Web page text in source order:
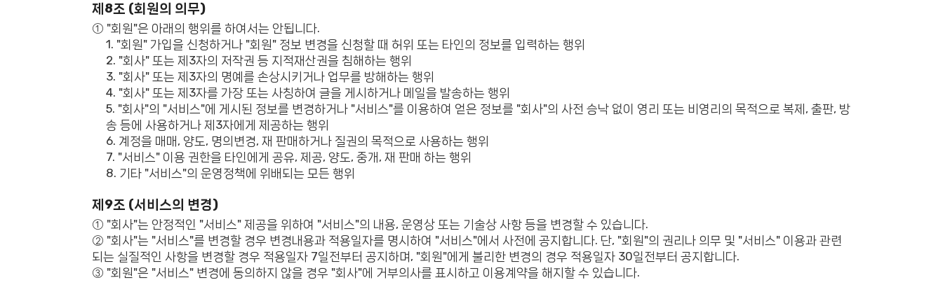
제8조 (회원의 의무)
① "회원"은 아래의 행위를 하여서는 안됩니다.
1. "회원" 가입을 신청하거나 "회원" 정보 변경을 신청할 때 허위 또는 타인의 정보를 입력하는 행위
2. "회사" 또는 제3자의 저작권 등 지적재산권을 침해하는 행위
3. "회사" 또는 제3자의 명예를 손상시키거나 업무를 방해하는 행위
4. "회사" 또는 제3자를 가장 또는 사칭하여 글을 게시하거나 메일을 발송하는 행위
5. "회사"의 "서비스"에 게시된 정보를 변경하거나 "서비스"를 이용하여 얻은 정보를 "회사"의 사전 승낙 없이 영리 또는 비영리의 목적으로 복제, 출판, 방
송 등에 사용하거나 제3자에게 제공하는 행위
6. 계정을 매매, 양도, 명의변경, 재 판매하거나 질권의 목적으로 사용하는 행위
7. "서비스" 이용 권한을 타인에게 공유, 제공, 양도, 중개, 재 판매 하는 행위
8. 기타 "서비스"의 운영정책에 위배되는 모든 행위
제9조 (서비스의 변경)
① "회사"는 안정적인 "서비스" 제공을 위하여 "서비스"의 내용, 운영상 또는 기술상 사항 등을 변경할 수 있습니다.
② "회사"는 "서비스"를 변경할 경우 변경내용과 적용일자를 명시하여 "서비스"에서 사전에 공지합니다. 단, "회원"의 권리나 의무 및 "서비스" 이용과 관련
되는 실질적인 사항을 변경할 경우 적용일자 7일전부터 공지하며, "회원"에게 불리한 변경의 경우 적용일자 30일전부터 공지합니다.
③ "회원"은 "서비스" 변경에 동의하지 않을 경우 "회사"에 거부의사를 표시하고 이용계약을 해지할 수 있습니다.